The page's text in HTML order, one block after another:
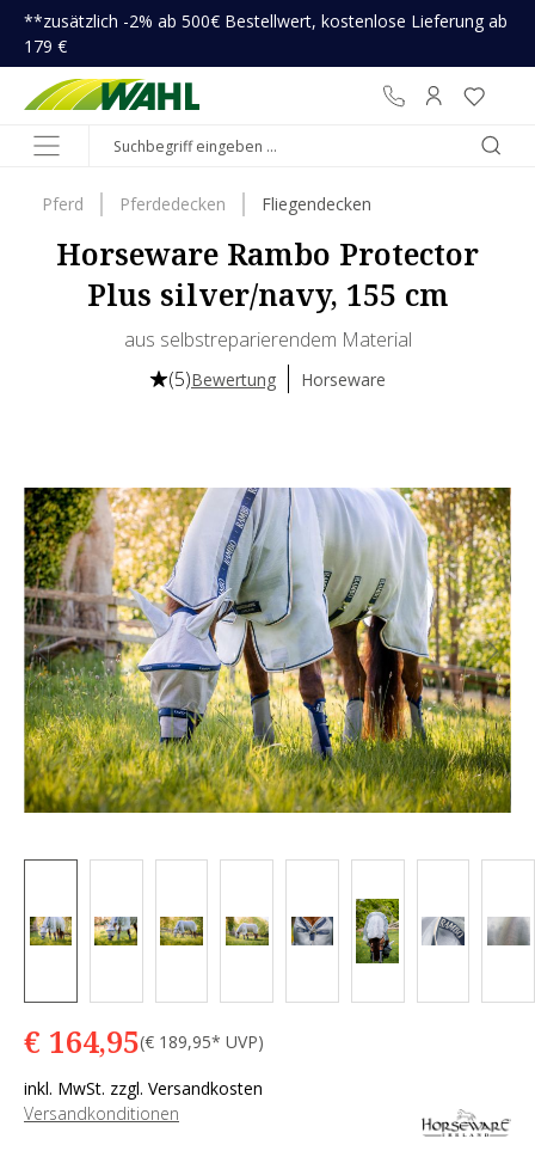
springen
**zusätzlich -2% ab 500€ Bestellwert, kostenlose Lieferung ab
179 €
Pferd Pferdedecken Fliegendecken
Horseware Rambo Protector
Plus silver/navy, 155 cm
aus selbstreparierendem Material
(5)Bewertung Horseware
€ 164,95(€ 189,95* UVP)
inkl. MwSt. zzgl. Versandkosten
Versandkonditionen